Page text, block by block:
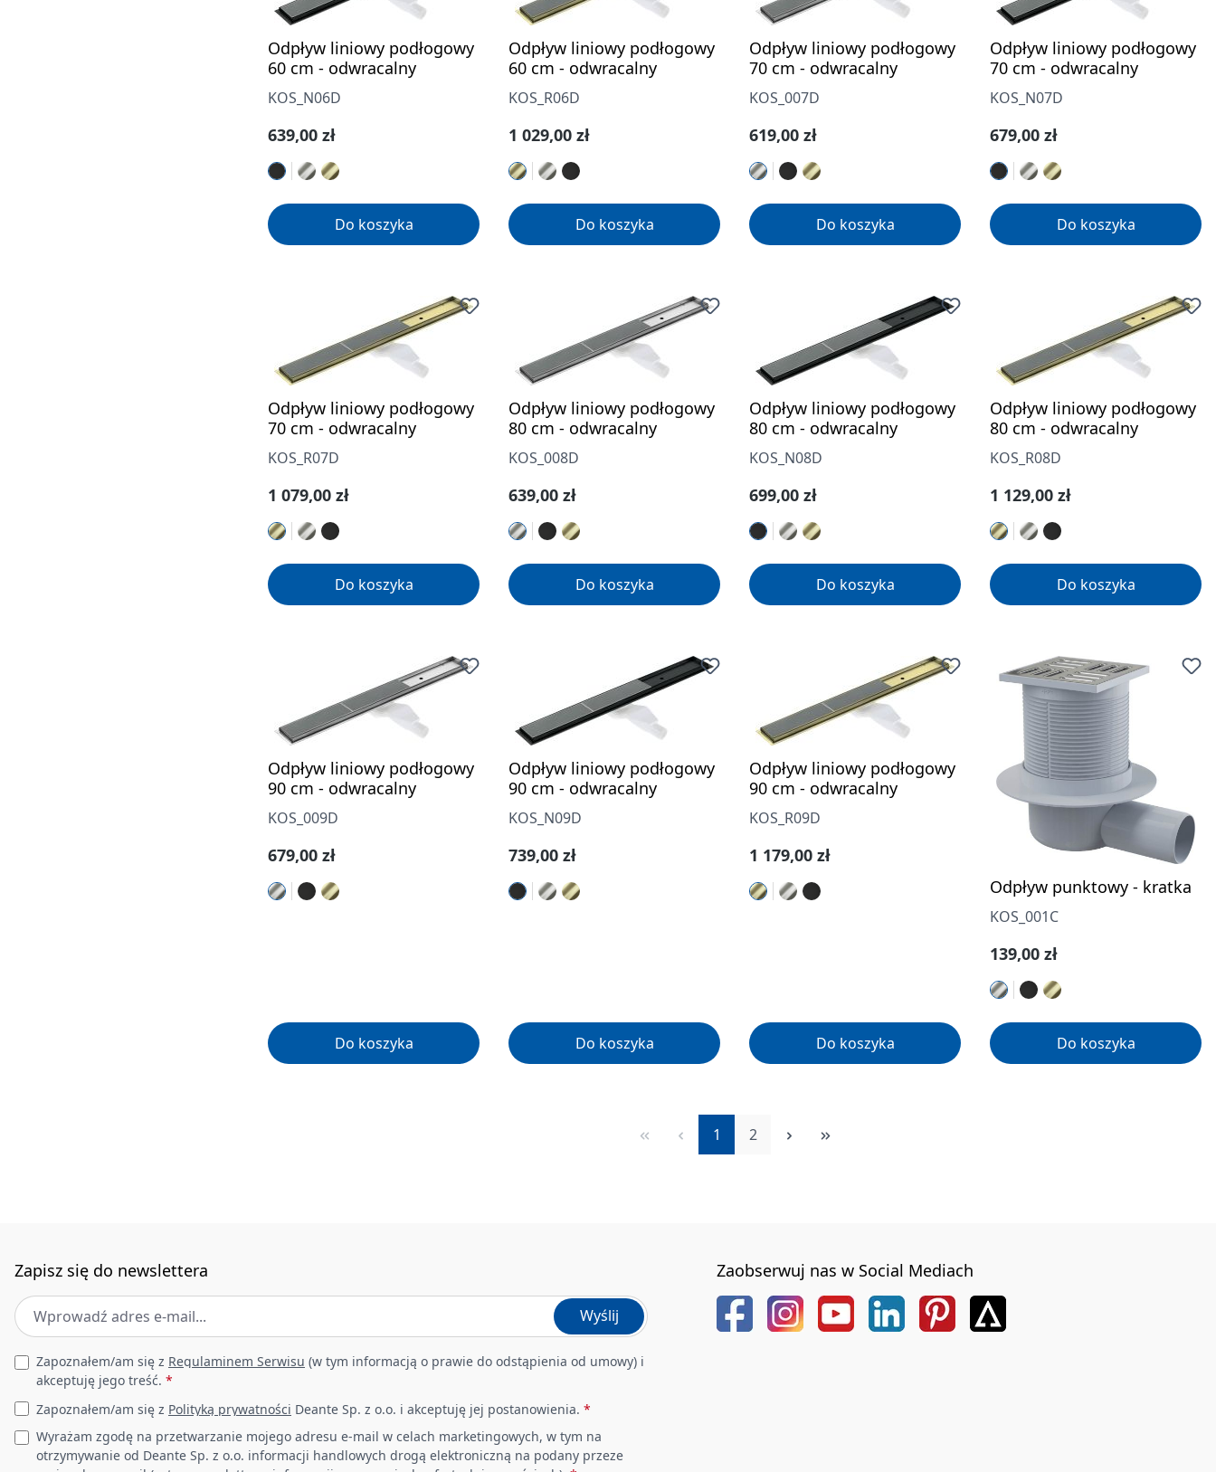
Odpływ liniowy podłogowy
60 cm - odwracalny
KOS_N06D
Cena regularna:
639,00 zł
Do koszyka
Odpływ liniowy podłogowy
60 cm - odwracalny
KOS_R06D
Cena regularna:
1 029,00 zł
Do koszyka
Odpływ liniowy podłogowy
70 cm - odwracalny
KOS_007D
Cena regularna:
619,00 zł
Do koszyka
Odpływ liniowy podłogowy
70 cm - odwracalny
KOS_N07D
Cena regularna:
679,00 zł
Do koszyka
Odpływ liniowy podłogowy
70 cm - odwracalny
KOS_R07D
Cena regularna:
1 079,00 zł
Do koszyka
Odpływ liniowy podłogowy
80 cm - odwracalny
KOS_008D
Cena regularna:
639,00 zł
Do koszyka
Odpływ liniowy podłogowy
80 cm - odwracalny
KOS_N08D
Cena regularna:
699,00 zł
Do koszyka
Odpływ liniowy podłogowy
80 cm - odwracalny
KOS_R08D
Cena regularna:
1 129,00 zł
Do koszyka
Odpływ liniowy podłogowy
90 cm - odwracalny
KOS_009D
Cena regularna:
679,00 zł
Do koszyka
Odpływ liniowy podłogowy
90 cm - odwracalny
KOS_N09D
Cena regularna:
739,00 zł
Do koszyka
Odpływ liniowy podłogowy
90 cm - odwracalny
KOS_R09D
Cena regularna:
1 179,00 zł
Do koszyka
Odpływ punktowy - kratka
KOS_001C
Cena regularna:
139,00 zł
Do koszyka
Strona
1 Strona
2
Zapisz się do newslettera
Adres e-mail *
Wyślij
Leave this field empty
Zapoznałem/am się z Regulaminem Serwisu (w tym informacją o prawie do odstąpienia od umowy) i
akceptuję jego treść. *
Zapoznałem/am się z Polityką prywatności Deante Sp. z o.o. i akceptuję jej postanowienia. *
Wyrażam zgodę na przetwarzanie mojego adresu e-mail w celach marketingowych, w tym na
otrzymywanie od Deante Sp. z o.o. informacji handlowych drogą elektroniczną na podany przeze
Zaobserwuj nas w Social Mediach